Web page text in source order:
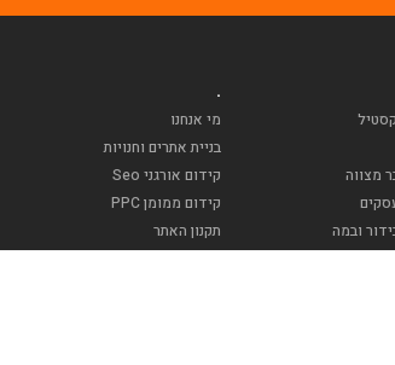
.
מי אנחנו
בניית אתרים וחנויות
קידום אורגני Seo
קידום ממומן PPC
תקנון האתר
מצווה
ובמה